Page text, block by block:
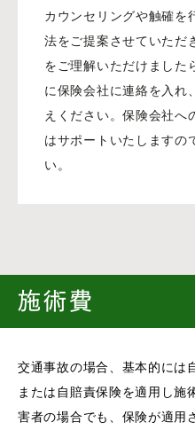
カウンセリングや触確を
法をご提案させていただ
をご理解いただけました
に保険会社に連絡を入れ
えください。保険会社へ
はサポートいたしますの
い。
施術費
交通事故の場合、基本的には
または自賠責保険を適用し施
害者の場合でも、保険が適用